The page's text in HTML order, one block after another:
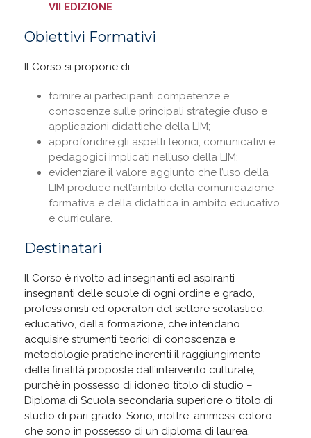
VII EDIZIONE
Obiettivi Formativi
Il Corso si propone di:
fornire ai partecipanti competenze e
conoscenze sulle principali strategie d’uso e
applicazioni didattiche della LIM;
approfondire gli aspetti teorici, comunicativi e
pedagogici implicati nell’uso della LIM;
evidenziare il valore aggiunto che l’uso della
LIM produce nell’ambito della comunicazione
formativa e della didattica in ambito educativo
e curriculare.
Destinatari
Il Corso è rivolto ad insegnanti ed aspiranti
insegnanti delle scuole di ogni ordine e grado,
professionisti ed operatori del settore scolastico,
educativo, della formazione, che intendano
acquisire strumenti teorici di conoscenza e
metodologie pratiche inerenti il raggiungimento
delle finalità proposte dall’intervento culturale,
purchè in possesso di idoneo titolo di studio –
Diploma di Scuola secondaria superiore o titolo di
studio di pari grado. Sono, inoltre, ammessi coloro
che sono in possesso di un diploma di laurea,